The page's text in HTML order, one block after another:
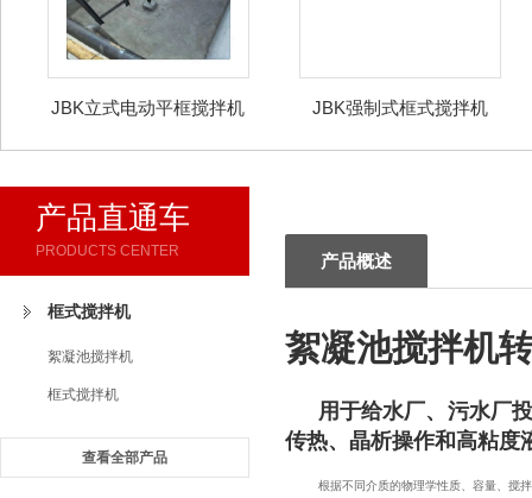
JBK立式电动平框搅拌机 JBK强制式框式搅拌机
产品直通车
PRODUCTS CENTER
框式搅拌机
絮凝池搅拌机
框式搅拌机
查看全部产品
产品概述
絮凝池搅拌机
用于给水厂、污水厂
传热、晶析操作和高粘度
根据不同介质的物理学性质、容量、搅